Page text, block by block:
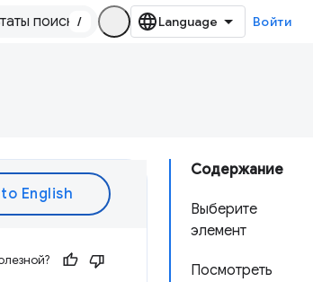
/ Войти
Содержание
Выберите
элемент
Посмотреть